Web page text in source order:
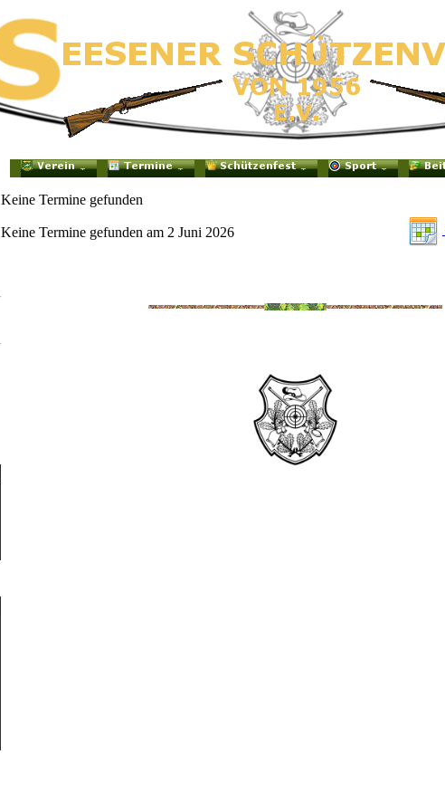
Keine Termine gefunden
Keine Termine gefunden am 2 Juni 2026